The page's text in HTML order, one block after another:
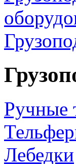
Ручные
Лебедки